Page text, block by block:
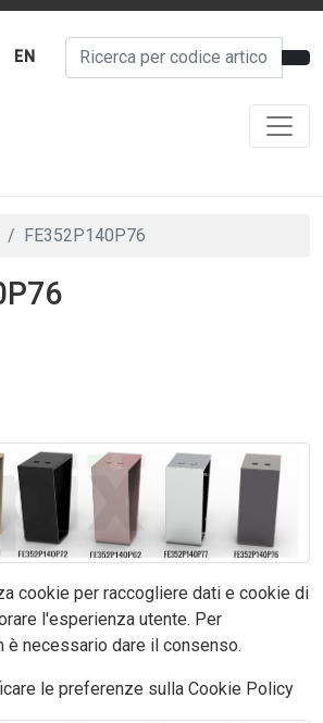
EN
FE352P140P76
cookie per raccogliere dati e cookie di
l'esperienza utente. Per
è necessario dare il consenso.
le preferenze sulla Cookie Policy